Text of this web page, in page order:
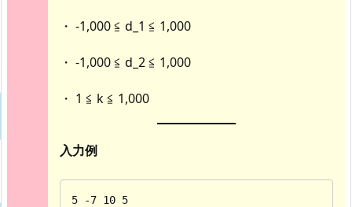
・ -1,000 ≦ d_1 ≦ 1,000
・ -1,000 ≦ d_2 ≦ 1,000
・ 1 ≦ k ≦ 1,000
入力例
5 -7 10 5